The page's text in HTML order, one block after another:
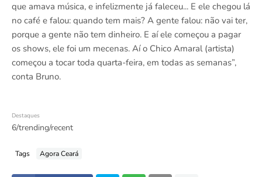
que amava música, e infelizmente já faleceu... E ele chegou lá
no café e falou: quando tem mais? A gente falou: não vai ter,
porque a gente não tem dinheiro. E aí ele começou a pagar
os shows, ele foi um mecenas. Aí o Chico Amaral (artista)
começou a tocar toda quarta-feira, em todas as semanas”,
conta Bruno.
Destaques
6/trending/recent
Tags Agora Ceará